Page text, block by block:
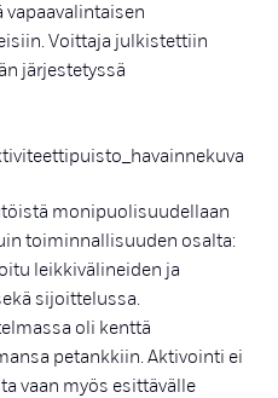
vapaavalintaisen
Voittaja julkistettiin
järjestetyssä
monipuolisuudellaan
toiminnallisuuden osalta:
leikkivälineiden ja
sijoittelussa.
oli kenttä
petankkiin. Aktivointi ei
vaan myös esittävälle